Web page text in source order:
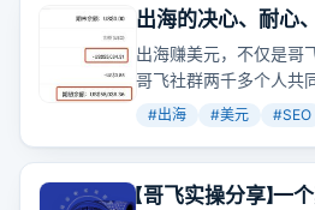
出海的决心、耐心
出海赚美元，不仅是哥
哥飞社群两千多个人共
路，需要决心、耐心
每一秒的时间都产生价
#出海 #美元 #SEO
【哥飞实操分享】